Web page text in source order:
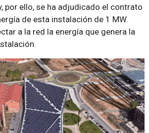
por ello, se ha adjudicado el contrato
de esta instalación de 1 MW.
a la red la energía que genera la